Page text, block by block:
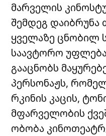
მარველის
შემდეგ დაიბრუნა
ყველაზე ცნობილ
საავტორო
გააცნობს
პერსონაჟს,
რკინის კაცის,
მფარველობის
ობობა